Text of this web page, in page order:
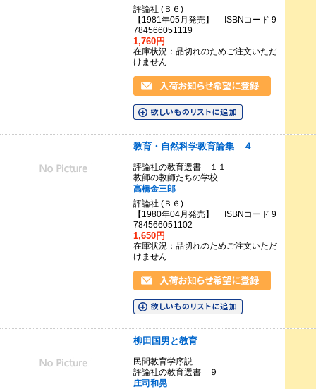
評論社 (Ｂ６)
【1981年05月発売】 ISBNコード 9
784566051119
1,760円
在庫状況：品切れのためご注文いただ
けません
教育・自然科学教育論集 ４
評論社の教育選書 １１
教師の教師たちの学校
高橋金三郎
評論社 (Ｂ６)
【1980年04月発売】 ISBNコード 9
784566051102
1,650円
在庫状況：品切れのためご注文いただ
けません
柳田国男と教育
民間教育学序説
評論社の教育選書 ９
庄司和晃